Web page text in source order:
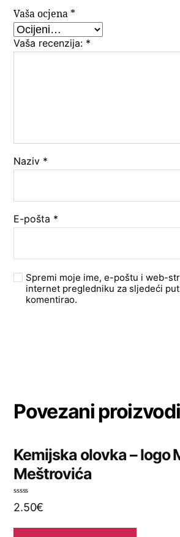
Vaša ocjena *
Vaša recenzija: *
Naziv *
E-pošta *
Spremi moje ime, e-poštu i web-
internet pregledniku za sljedeći
komentirao.
Povezani proizvodi
Kemijska olovka – logo
Meštrovića
O
c
2.50€